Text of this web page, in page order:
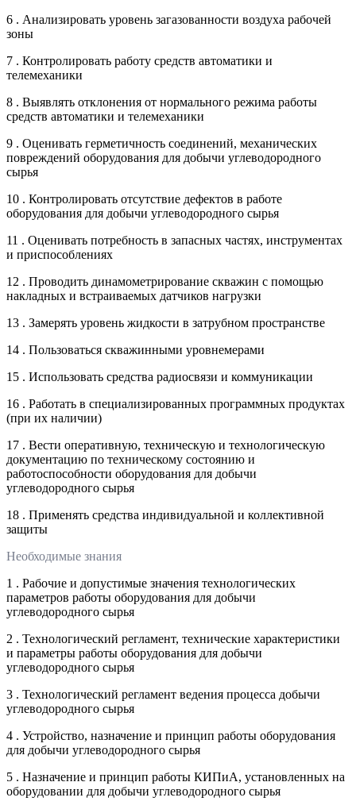
6 . Анализировать уровень загазованности воздуха рабочей
зоны
7 . Контролировать работу средств автоматики и
телемеханики
8 . Выявлять отклонения от нормального режима работы
средств автоматики и телемеханики
9 . Оценивать герметичность соединений, механических
повреждений оборудования для добычи углеводородного
сырья
10 . Контролировать отсутствие дефектов в работе
оборудования для добычи углеводородного сырья
11 . Оценивать потребность в запасных частях, инструментах
и приспособлениях
12 . Проводить динамометрирование скважин с помощью
накладных и встраиваемых датчиков нагрузки
13 . Замерять уровень жидкости в затрубном пространстве
14 . Пользоваться скважинными уровнемерами
15 . Использовать средства радиосвязи и коммуникации
16 . Работать в специализированных программных продуктах
(при их наличии)
17 . Вести оперативную, техническую и технологическую
документацию по техническому состоянию и
работоспособности оборудования для добычи
углеводородного сырья
18 . Применять средства индивидуальной и коллективной
защиты
Необходимые знания
1 . Рабочие и допустимые значения технологических
параметров работы оборудования для добычи
углеводородного сырья
2 . Технологический регламент, технические характеристики
и параметры работы оборудования для добычи
углеводородного сырья
3 . Технологический регламент ведения процесса добычи
углеводородного сырья
4 . Устройство, назначение и принцип работы оборудования
для добычи углеводородного сырья
5 . Назначение и принцип работы КИПиА, установленных на
оборудовании для добычи углеводородного сырья